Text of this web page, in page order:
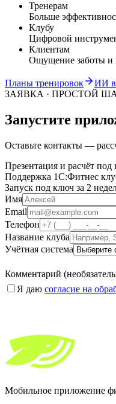
Тренерам
Больше
Клубу
Цифровой
Клиентам
Ощущение заботы и
Планы тренировок ИИ в
ЗАЯВКА · ПРОСТОЙ
Запустите
Оставьте контакты —
Презентация и расчёт под
Поддержка 1С:Фитнес
Запуск под ключ за 2
Имя
Email
Телефон
Название клуба
Учётная система
Комментарий
Я даю согласие на
Мобильное приложение